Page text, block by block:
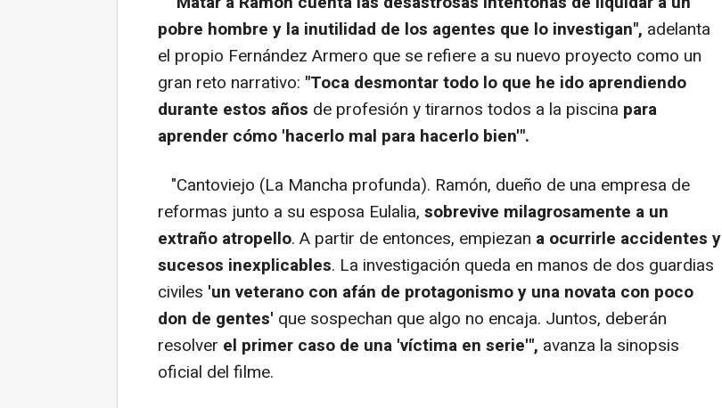
pobre hombre y la inutilidad de los agentes que lo investigan", adelanta
el propio Fernández Armero que se refiere a su nuevo proyecto como un
gran reto narrativo: "Toca desmontar todo lo que he ido aprendiendo
durante estos años de profesión y tirarnos todos a la piscina para
aprender cómo 'hacerlo mal para hacerlo bien'".
"Cantoviejo (La Mancha profunda). Ramón, dueño de una empresa de
reformas junto a su esposa Eulalia, sobrevive milagrosamente a un
extraño atropello. A partir de entonces, empiezan a ocurrirle accidentes y
sucesos inexplicables. La investigación queda en manos de dos guardias
civiles 'un veterano con afán de protagonismo y una novata con poco
don de gentes' que sospechan que algo no encaja. Juntos, deberán
resolver el primer caso de una 'víctima en serie'", avanza la sinopsis
oficial del filme.